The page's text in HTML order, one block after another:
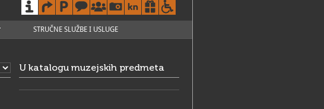
W https://www.muzejivanicgrada.hr/
STRUČNE SLUŽBE I USLUGE
U katalogu muzejskih predmeta